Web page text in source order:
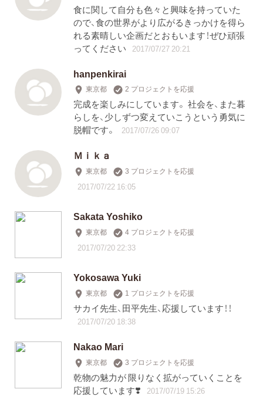
食に関して自分も色々と興味を持っていた
ので、食の世界がより広がるきっかけを得ら
れる素晴しい企画だとおもいます！ぜひ頑張
ってください
2017/07/27 20:21
hanpenkirai
東京都 2 プロジェクトを応援
完成を楽しみにしています。 社会を、また暮
らしを、少しずつ変えていこうという勇気に
脱帽です。
2017/07/26 09:07
Ｍｉｋａ
東京都 3 プロジェクトを応援
2017/07/22 16:05
Sakata Yoshiko
東京都 4 プロジェクトを応援
2017/07/20 22:33
Yokosawa Yuki
東京都 1 プロジェクトを応援
サカイ先生、田平先生、応援しています！！
2017/07/20 18:38
Nakao Mari
東京都 3 プロジェクトを応援
乾物の魅力が 限りなく拡がっていくことを
応援しています❣️
2017/07/19 15:26